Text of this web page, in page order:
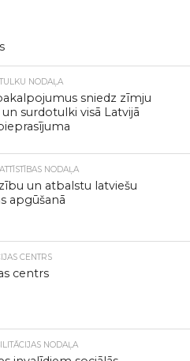
NODAĻA
sniedz zīmju
surdotulki visā Latvijā
NODAĻA
un atbalstu latviešu
apgūšanā
CENTRS
centrs
NODAĻA